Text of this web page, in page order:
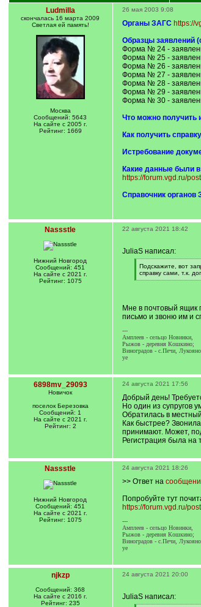
Ludmilla
скончалась 16 марта 2009
Светлая ей память!
Москва
Сообщений: 5643
На сайте с 2005 г.
Рейтинг: 1669
26 мая 2003 9:08
Органы ЗАГС https://
Образцы заявлений
Форма № 24 -
Форма № 25 -
Форма № 26 -
Форма № 27 -
Форма № 28 -
Форма № 29 -
Форма № 30 -
Что можно получить
Как получить
Истребование
Какие данные были
https://forum.vgd.ru/
Справочник органов
Nassstle
Нижний Новгород
Сообщений: 451
На сайте с 2021 г.
Рейтинг: 1075
22 августа 2021 18:42
JuliaS написал:
[
q
]
Подскажите, вот
справку сами, т.к.
[
Мне в почтовый ящик
письмо и звоню им и
---
Амплеев - сельцо Новинки,
Рыжов - деревня Кошкино;
Виноградов - с.Печи,
уе
6898mv_29093
Новичок
поселок Березовка
Сообщений: 1
На сайте с 2021 г.
Рейтинг: 2
24 августа 2021 17:56
Добрый день!
Но один из супругов
Обратилась в
Как быстрее?
принимают. Может,
Регистрация была на
Nassstle
Нижний Новгород
Сообщений: 451
На сайте с 2021 г.
Рейтинг: 1075
24 августа 2021 18:26
>> Ответ на
Попробуйте тут
https://forum.vgd.ru/
---
Амплеев - сельцо Новинки,
Рыжов - деревня Кошкино;
Виноградов - с.Печи,
уе
njkzp
Сообщений: 368
На сайте с 2016 г.
Рейтинг: 235
24 августа 2021 20:00
JuliaS написал: